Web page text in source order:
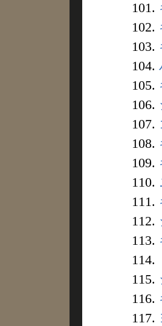
101.
102.
103.
104.
105.
106.
107.
108.
109.
110.
111.
112.
113.
114.
115.
116.
117.